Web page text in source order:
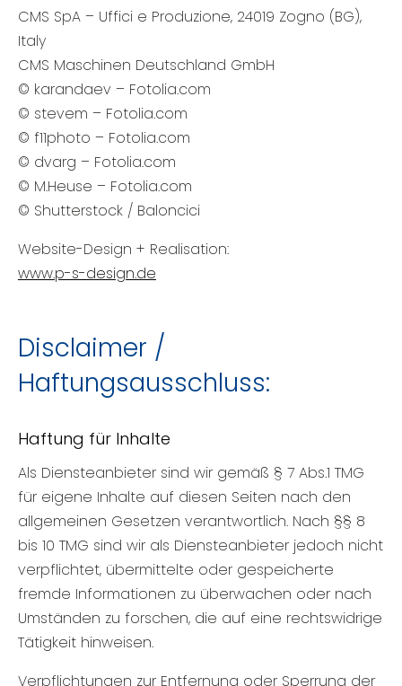
CMS SpA – Uffici e Produzione, 24019 Zogno (BG),
Italy
CMS Maschinen Deutschland GmbH
© karandaev – Fotolia.com
© stevem – Fotolia.com
© f11photo – Fotolia.com
© dvarg – Fotolia.com
© M.Heuse – Fotolia.com
© Shutterstock / Baloncici
Website-Design + Realisation:
www.p-s-design.de
Disclaimer /
Haftungsausschluss:
Haftung für Inhalte
Als Diensteanbieter sind wir gemäß § 7 Abs.1 TMG
für eigene Inhalte auf diesen Seiten nach den
allgemeinen Gesetzen verantwortlich. Nach §§ 8
bis 10 TMG sind wir als Diensteanbieter jedoch nicht
verpflichtet, übermittelte oder gespeicherte
fremde Informationen zu überwachen oder nach
Umständen zu forschen, die auf eine rechtswidrige
Tätigkeit hinweisen.
Verpflichtungen zur Entfernung oder Sperrung der